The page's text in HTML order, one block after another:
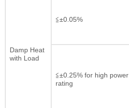
Damp Heat
with Load
≦±0.05%
≦±0.25% for high power
rating